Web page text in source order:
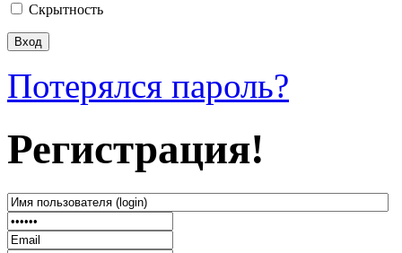
Скрытность
Потерялся пароль?
Регистрация!